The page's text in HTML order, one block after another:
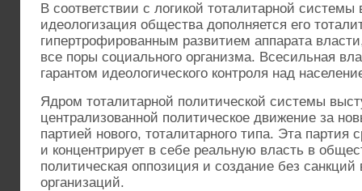
В соответствии с логикой тоталитарной
идеологизация общества дополняется его
гипертрофированным развитием аппарата
все поры социального организма. Всесильная
гарантом идеологического контроля над
Ядром тоталитарной политической системы
централизованной политическое движение за
партией нового, тоталитарного типа. Эта партия
и концентрирует в себе реальную власть в
политическая оппозиция и создание без
организаций.